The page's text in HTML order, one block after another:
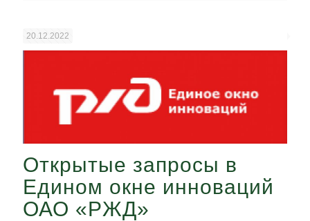
20.12.2022
Открытые запросы в
Едином окне инноваций
ОАО «РЖД»